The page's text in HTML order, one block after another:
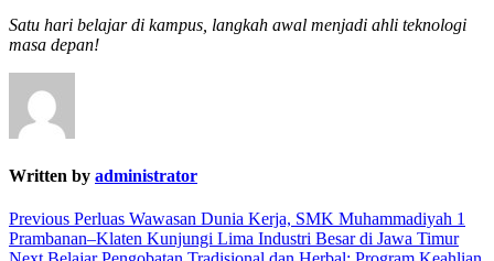
Satu hari belajar di kampus, langkah awal menjadi ahli teknologi
masa depan!
Written by administrator
Navigasi
pos
Previous Previous
post:
Perluas Wawasan Dunia Kerja, SMK Muhammadiyah 1
Prambanan–Klaten Kunjungi Lima Industri Besar di Jawa Timur